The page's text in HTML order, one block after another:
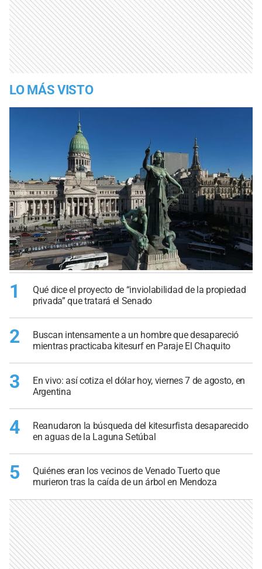
LO MÁS VISTO
1
Qué dice el proyecto de “inviolabilidad de la propiedad
privada” que tratará el Senado
2
Buscan intensamente a un hombre que desapareció
mientras practicaba kitesurf en Paraje El Chaquito
3
En vivo: así cotiza el dólar hoy, viernes 7 de agosto, en
Argentina
4
Reanudaron la búsqueda del kitesurfista desaparecido
en aguas de la Laguna Setúbal
5
Quiénes eran los vecinos de Venado Tuerto que
murieron tras la caída de un árbol en Mendoza